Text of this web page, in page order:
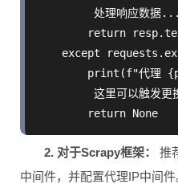
         处理响应数据...
return
except
print(f"代理
这里可以触发更
2. 对于Scrapy框架：
推
中间件，并配置代理IP中间